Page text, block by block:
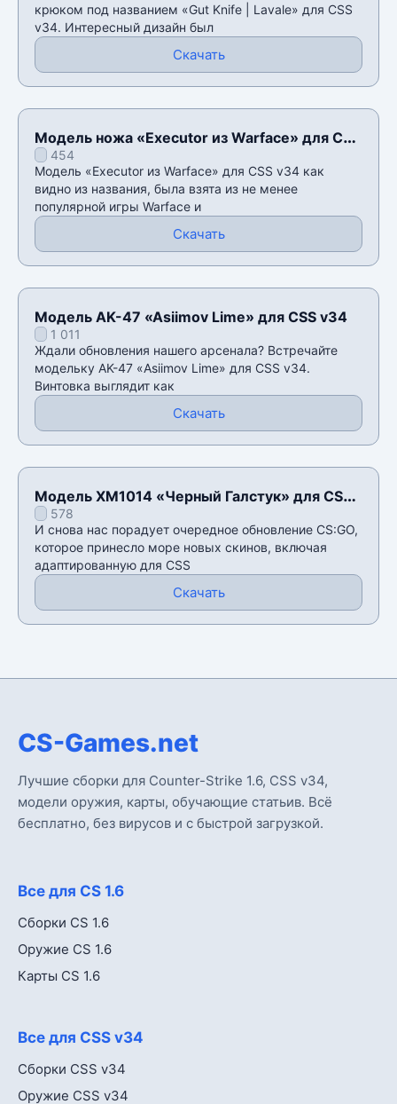
крюком под названием «Gut Knife | Lavale» для CSS
v34. Интересный дизайн был
Скачать
Модель ножа «Executor из Warface» для CSS
v34454
Модель «Executor из Warface» для CSS v34 как
видно из названия, была взята из не менее
популярной игры Warface и
Скачать
Модель AK-47 «Asiimov Lime» для CSS v34
1 011
Ждали обновления нашего арсенала? Встречайте
модельку AK-47 «Asiimov Lime» для CSS v34.
Винтовка выглядит как
Скачать
Модель XM1014 «Черный Галстук» для CSS
v34578
И снова нас порадует очередное обновление CS:GO,
которое принесло море новых скинов, включая
адаптированную для CSS
Скачать
CS-Games.net
Лучшие сборки для Counter-Strike 1.6, CSS v34,
модели оружия, карты, обучающие статьив. Всё
бесплатно, без вирусов и с быстрой загрузкой.
Все для CS 1.6
Сборки CS 1.6
Оружие CS 1.6
Карты CS 1.6
Все для CSS v34
Сборки CSS v34
Оружие CSS v34